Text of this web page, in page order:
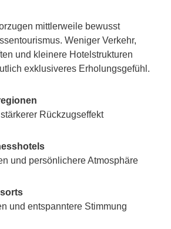
mittlerweile bewusst
Weniger Verkehr,
und kleinere Hotelstrukturen
exklusiveres Erholungsgefühl.
Rückzugseffekt
und persönlichere Atmosphäre
und entspanntere Stimmung